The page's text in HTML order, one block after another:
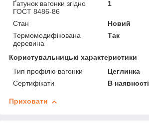
Ґатунок вагонки згідно
ГОСТ 8486-86
1
Стан
Новий
Термомодифікована
деревина
Так
Користувальницькі характеристики
Тип профілю вагонки
Цеглинка
Сертифікати
В наявності
Приховати